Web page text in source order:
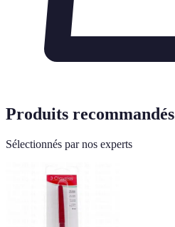
Produits recommandés
Sélectionnés par nos experts